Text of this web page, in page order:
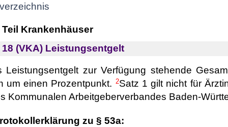
Krankenhäuser
18 (VKA) Leistungsentgelt
Leistungsentgelt zur Verfügung stehende
um einen Prozentpunkt. 2Satz 1 gilt nicht für
Kommunalen Arbeitgeberverbandes Baden-
zu § 53a: